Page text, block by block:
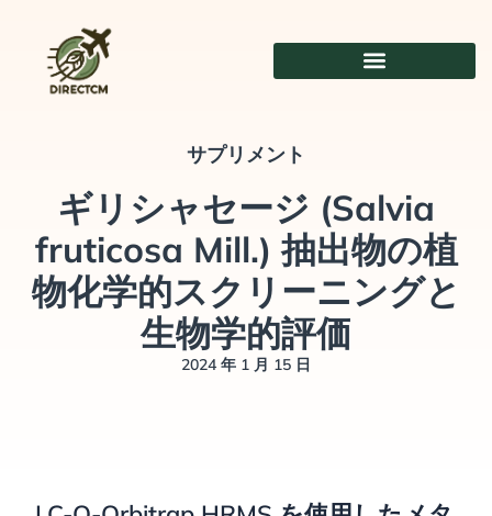
サプリメント
ギリシャセージ (Salvia
fruticosa Mill.) 抽出物の植
物化学的スクリーニングと
生物学的評価
2024 年 1 月 15 日